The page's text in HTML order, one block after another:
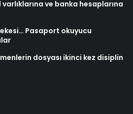
varlıklarına ve banka hesaplarına
Pasaport okuyucu
dosyası ikinci kez disiplin